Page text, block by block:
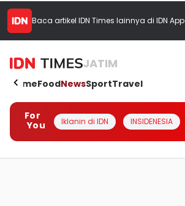
Baca artikel IDN Times lainnya di IDN App
JATIM
HomeFoodNewsSportTravel
For
You
Iklanin di IDN INSIDENESIA